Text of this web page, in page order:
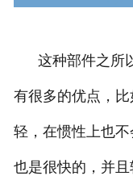
这种部件之所
有很多的优点，
轻，在惯性上也
也是很快的，并